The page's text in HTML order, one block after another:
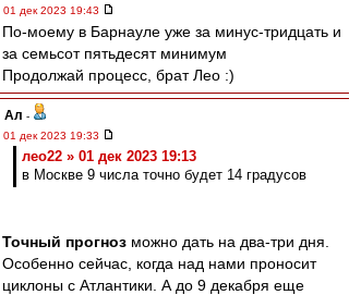
01 дек 2023 19:43
По-моему в Барнауле уже за минус-тридцать и
за семьсот пятьдесят минимум
Продолжай процесс, брат Лео :)
Ал -
01 дек 2023 19:33
лео22 » 01 дек 2023 19:13
в Москве 9 числа точно будет 14 градусов
Точный прогноз можно дать на два-три дня.
Особенно сейчас, когда над нами проносит
циклоны с Атлантики. А до 9 декабря еще